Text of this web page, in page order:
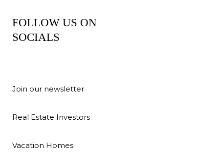
FOLLOW US ON
SOCIALS
Join our newsletter
Real Estate Investors
Vacation Homes